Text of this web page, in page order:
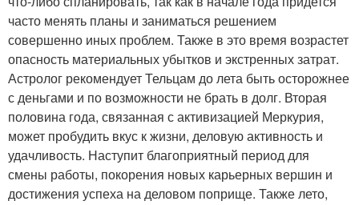
часто менять планы и заниматься решением
совершенно иных проблем. Также в это время возрастет
опасность материальных убытков и экстренных затрат.
Астролог рекомендует Тельцам до лета быть осторожнее
с деньгами и по возможности не брать в долг. Вторая
половина года, связанная с активизацией Меркурия,
может пробудить вкус к жизни, деловую активность и
удачливость. Наступит благоприятный период для
смены работы, покорения новых карьерных вершин и
достижения успеха на деловом поприще. Также лето,